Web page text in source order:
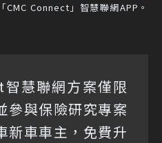
Connect」智慧聯網APP。
慧聯網方案僅限
參與保險研究專案
新車車主，免費升